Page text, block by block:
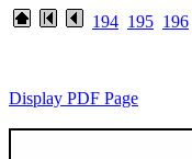
194 195 196
Display PDF Page